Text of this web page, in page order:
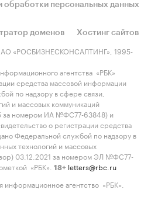
обработки персональных данных
доменов
Хостинг сайтов
«РОСБИЗНЕСКОНСАЛТИНГ», 1995-
агентства «РБК»
средства массовой информации
по надзору в сфере связи,
и массовых коммуникаций
за номером ИА №ФС77-63848) и
о регистрации средства
Федеральной службой по надзору в
технологий и массовых
03.12.2021 за номером ЭЛ №ФС77-
«РБК».
18+ letters@rbc.ru
информационное агентство «РБК».